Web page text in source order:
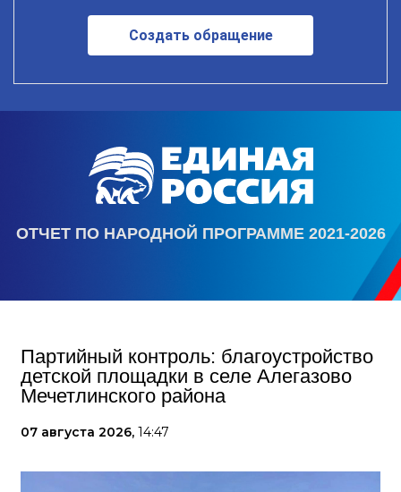
Создать обращение
ОТЧЕТ ПО НАРОДНОЙ ПРОГРАММЕ 2021-2026
Партийный контроль: благоустройство
детской площадки в селе Алегазово
Мечетлинского района
07 августа 2026, 14:47